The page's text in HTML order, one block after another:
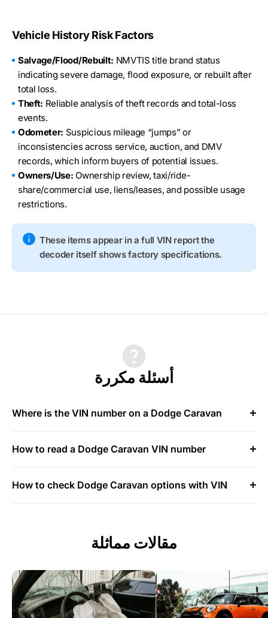
Vehicle History Risk Factors
Salvage/Flood/Rebuilt: NMVTIS title brand status
indicating severe damage, flood exposure, or rebuilt after
total loss.
Theft: Reliable analysis of theft records and total-loss
events.
Odometer: Suspicious mileage “jumps” or
inconsistencies across service, auction, and DMV
records, which inform buyers of potential issues.
Owners/Use: Ownership review, taxi/ride-
share/commercial use, liens/leases, and possible usage
restrictions.
These items appear in a full VIN report the
decoder itself shows factory specifications.
أسئلة مكررة
Where is the VIN number on a Dodge Caravan
How to read a Dodge Caravan VIN number
How to check Dodge Caravan options with VIN
مقالات مماثلة